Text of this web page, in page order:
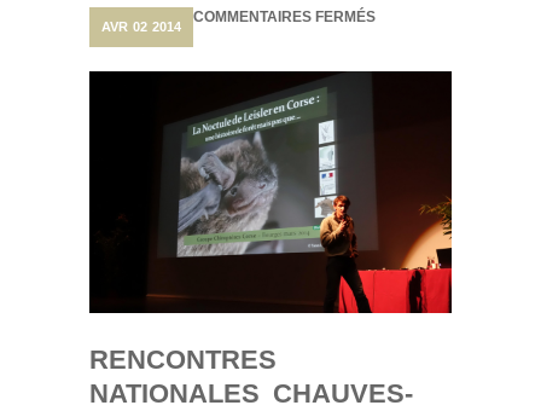
AVR 02 2014
COMMENTAIRES FERMÉSSUR
RENCONTRES
NATIONALES CHAUVES-